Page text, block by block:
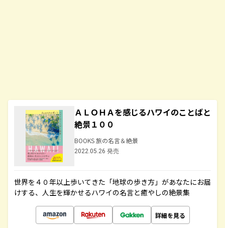
ＡＬＯＨＡを感じるハワイのことばと
絶景１００
BOOKS 旅の名言＆絶景
2022.05.26 発売
世界を４０年以上歩いてきた「地球の歩き方」があなたにお届
けする、人生を輝かせるハワイの名言と癒やしの絶景集
詳細を見る